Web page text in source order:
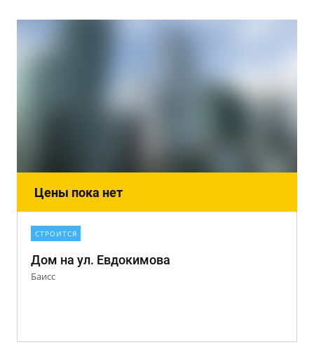
Цены пока нет
СТРОИТСЯ
Дом на ул. Евдокимова
Баисс